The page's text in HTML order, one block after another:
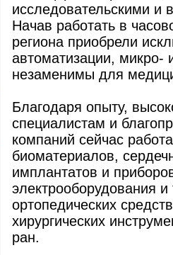
исследовательскими и
Начав работать в
региона приобрели
автоматизации, микро-
незаменимы для
Благодаря опыту,
специалистам и
компаний сейчас
биоматериалов,
имплантатов и
электрооборудования
ортопедических
хирургических
ран.